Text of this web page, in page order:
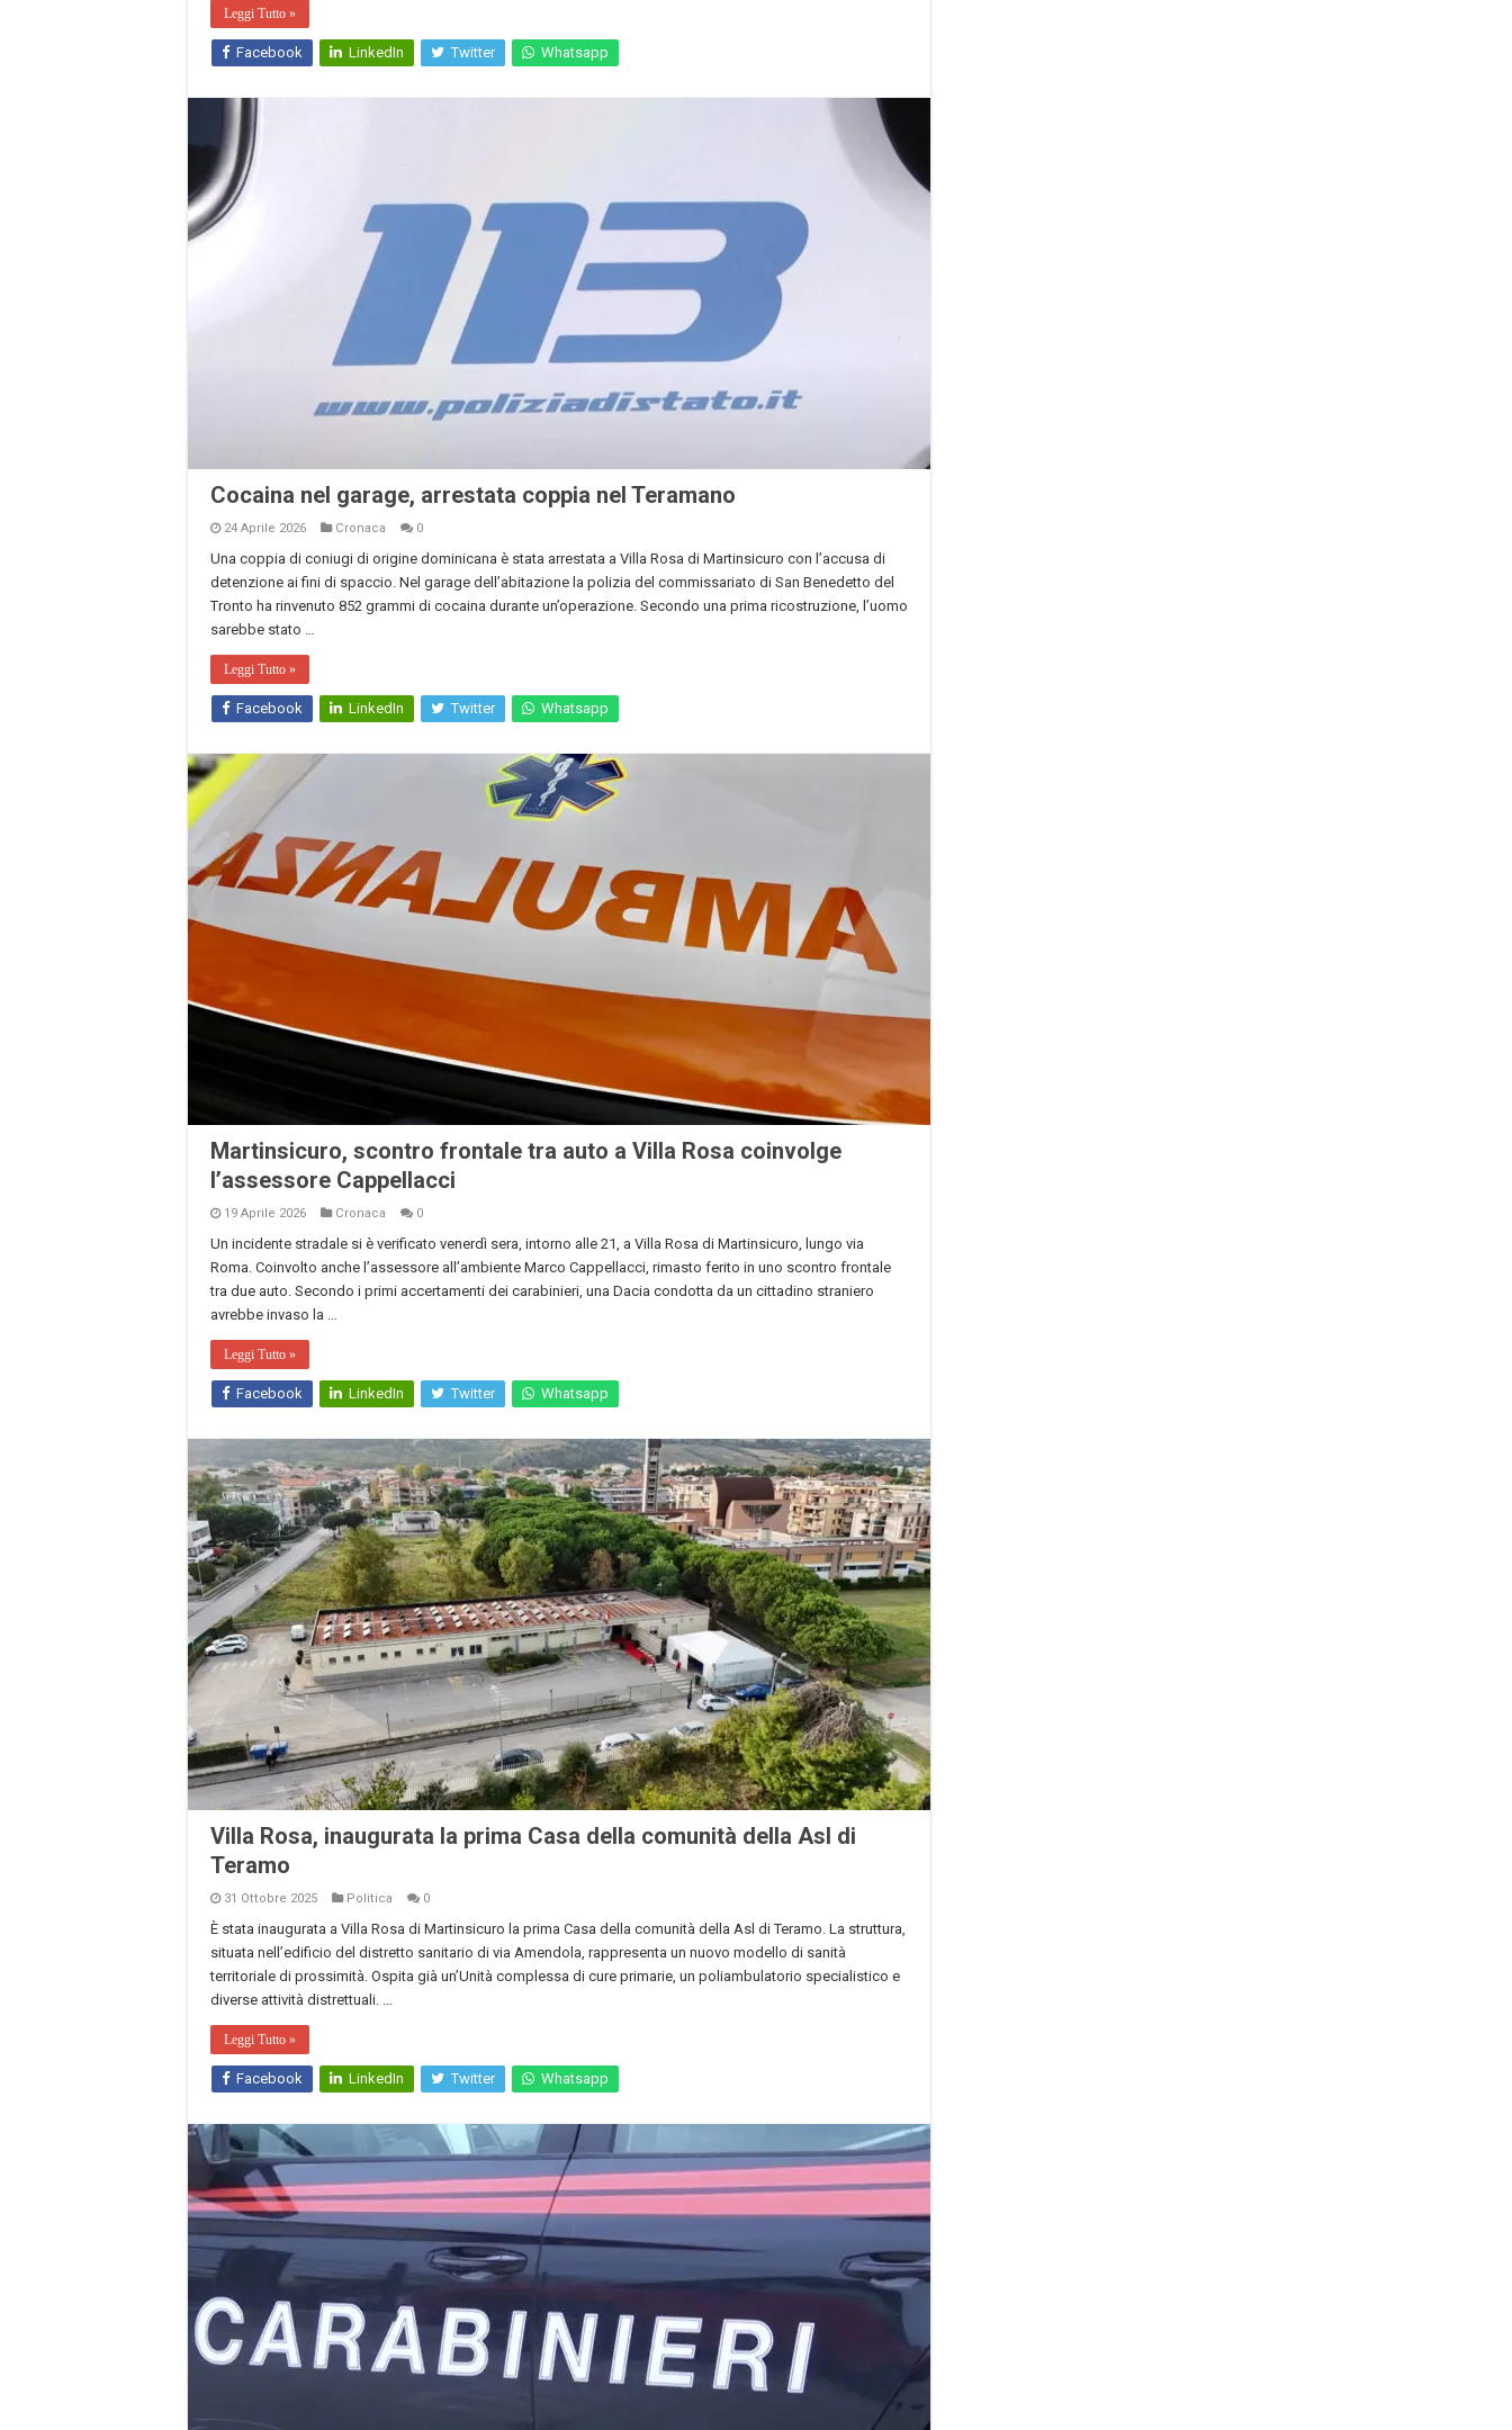
Leggi Tutto »
Facebook LinkedIn Twitter Whatsapp
Cocaina nel garage, arrestata coppia nel Teramano
24 Aprile 2026 Cronaca 0
Una coppia di coniugi di origine dominicana è stata arrestata a Villa Rosa di Martinsicuro con l’accusa di
detenzione ai fini di spaccio. Nel garage dell’abitazione la polizia del commissariato di San Benedetto del
Tronto ha rinvenuto 852 grammi di cocaina durante un’operazione. Secondo una prima ricostruzione, l’uomo
sarebbe stato …
Leggi Tutto »
Facebook LinkedIn Twitter Whatsapp
Martinsicuro, scontro frontale tra auto a Villa Rosa coinvolge
l’assessore Cappellacci
19 Aprile 2026 Cronaca 0
Un incidente stradale si è verificato venerdì sera, intorno alle 21, a Villa Rosa di Martinsicuro, lungo via
Roma. Coinvolto anche l’assessore all’ambiente Marco Cappellacci, rimasto ferito in uno scontro frontale
tra due auto. Secondo i primi accertamenti dei carabinieri, una Dacia condotta da un cittadino straniero
avrebbe invaso la …
Leggi Tutto »
Facebook LinkedIn Twitter Whatsapp
Villa Rosa, inaugurata la prima Casa della comunità della Asl di
Teramo
31 Ottobre 2025 Politica 0
È stata inaugurata a Villa Rosa di Martinsicuro la prima Casa della comunità della Asl di Teramo. La struttura,
situata nell’edificio del distretto sanitario di via Amendola, rappresenta un nuovo modello di sanità
territoriale di prossimità. Ospita già un’Unità complessa di cure primarie, un poliambulatorio specialistico e
diverse attività distrettuali. …
Leggi Tutto »
Facebook LinkedIn Twitter Whatsapp